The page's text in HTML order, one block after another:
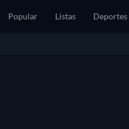
Popular Listas Deportes